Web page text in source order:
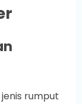
rumput